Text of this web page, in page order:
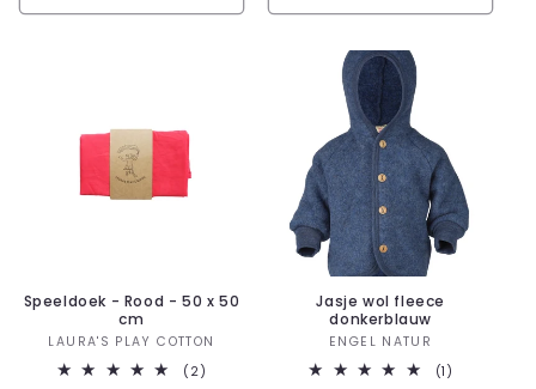
Speeldoek - Rood - 50 x 50
cm
Verkoper:
LAURA'S PLAY COTTON
(2)
Jasje wol fleece
donkerblauw
Verkoper:
ENGEL NATUR
(1)